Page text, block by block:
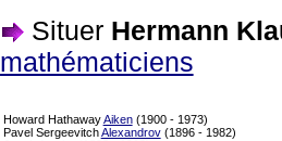
Situer Hermann
mathématiciens
Howard HathawayAiken(1900 - 1973)
Pavel SergeevitchAlexandrov(1896 - 1982)